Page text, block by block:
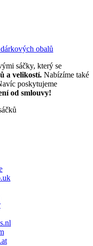
sáčky, který se
a velikostí. Nabízíme také
poskytujeme
od smlouvy!